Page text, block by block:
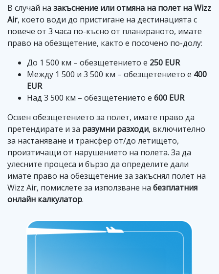
В случай на закъснение или отмяна на полет на Wizz
Air, което води до пристигане на дестинацията с
повече от 3 часа по-късно от планираното, имате
право на обезщетение, както е посочено по-долу:
До 1 500 км – обезщетението е 250 EUR
Между 1 500 и 3 500 км – обезщетението е 400
EUR
Над 3 500 км – обезщетението е 600 EUR
Освен обезщетението за полет, имате право да
претендирате и за разумни разходи, включително
за настаняване и трансфер от/до летището,
произтичащи от нарушението на полета. За да
улесните процеса и бързо да определите дали
имате право на обезщетение за закъснял полет на
Wizz Air, помислете за използване на безплатния
онлайн калкулатор.